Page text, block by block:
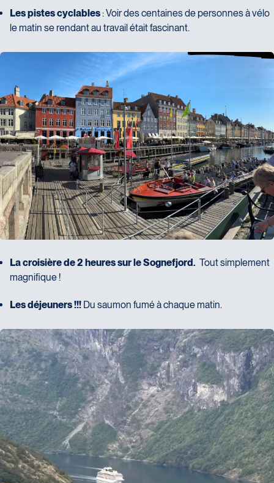
Les pistes cyclables: Voir des centaines de personnes à vélo
le matin se rendant au travail était fascinant.
La croisière de 2 heures sur le Sognefjord. Tout simplement
magnifique !
Les déjeuners !!! Du saumon fumé à chaque matin.